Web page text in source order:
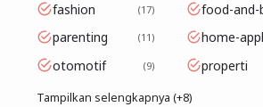
fashion 17
parenting 11
otomotif 9 properti
Tampilkan selengkapnya (+8)